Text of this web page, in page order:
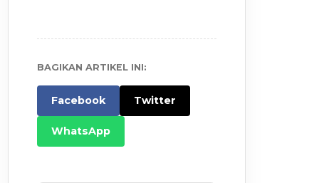
BAGIKAN ARTIKEL INI:
Facebook Twitter
WhatsApp